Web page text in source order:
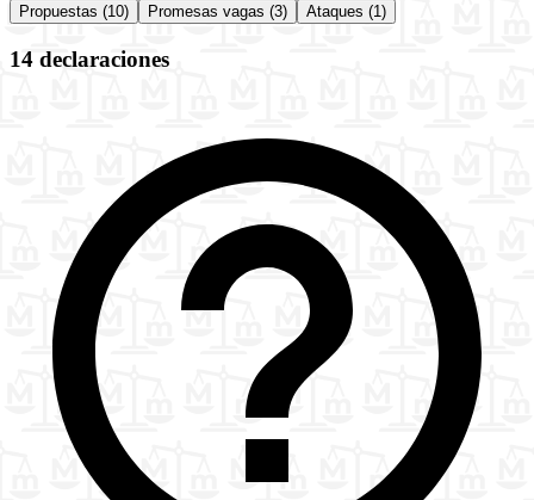
Propuestas (10) Promesas vagas (3) Ataques (1)
14 declaraciones